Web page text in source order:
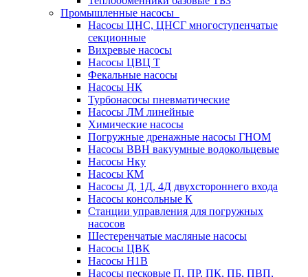
Промышленные насосы
Насосы ЦНС, ЦНСГ многоступенчатые
секционные
Вихревые насосы
Насосы ЦВЦ Т
Фекальные насосы
Насосы НК
Турбонасосы пневматические
Насосы ЛМ линейные
Химические насосы
Погружные дренажные насосы ГНОМ
Насосы ВВН вакуумные водокольцевые
Насосы Нку
Насосы КМ
Насосы Д, 1Д, 4Д двухстороннего входа
Насосы консольные К
Станции управления для погружных
насосов
Шестеренчатые масляные насосы
Насосы ЦВК
Насосы Н1В
Насосы песковые П, ПР, ПК, ПБ, ПВП,